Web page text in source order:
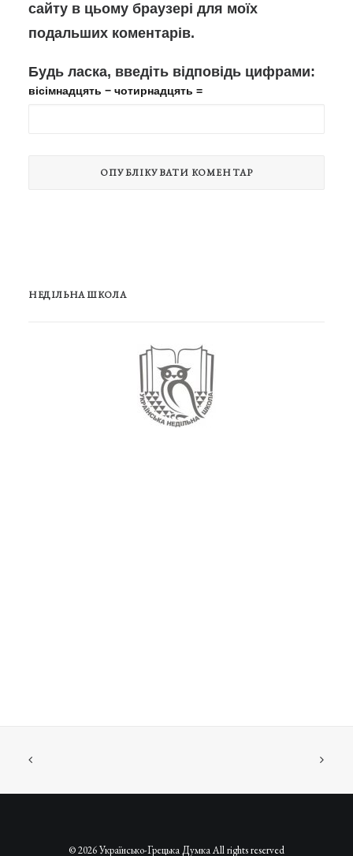
сайту в цьому браузері для моїх
подальших коментарів.
Будь ласка, введіть відповідь цифрами:
вісімнадцять − чотирнадцять =
НЕДІЛЬНА ШКОЛА
© 2026 Українсько-Грецька Думка All rights reserved